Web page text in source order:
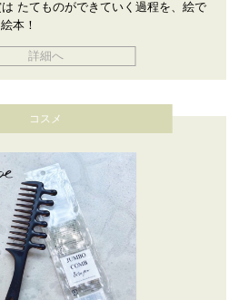
たてものができていく過程を、絵で
本！
詳細へ
コスメ